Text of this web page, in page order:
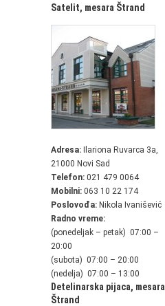
Satelit, mesara Štrand
Adresa: Ilariona Ruvarca 3a,
21000 Novi Sad
Telefon: 021 479 0064
Mobilni: 063 10 22 174
Poslovođa: Nikola Ivanišević
Radno vreme:
(ponedeljak – petak) 07:00 –
20:00
(subota) 07:00 – 20:00
(nedelja) 07:00 – 13:00
Detelinarska pijaca, mesara
Štrand